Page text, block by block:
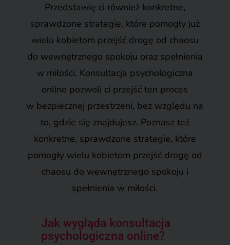
Przedstawię ci również konkretne,
sprawdzone strategie, które pomogły już
wielu kobietom przejść drogę od chaosu
do wewnętrznego spokoju oraz spełnienia
w miłości. Konsultacja psychologiczna
online pozwoli ci przejść ten proces
w bezpiecznej przestrzeni, bez względu na
to, gdzie się znajdujesz. Poznasz też
konkretne, sprawdzone strategie, które
pomogły wielu kobietom przejść drogę od
chaosu do wewnętrznego spokoju i
spełnienia w miłości.
Jak wygląda konsultacja
psychologiczna online?